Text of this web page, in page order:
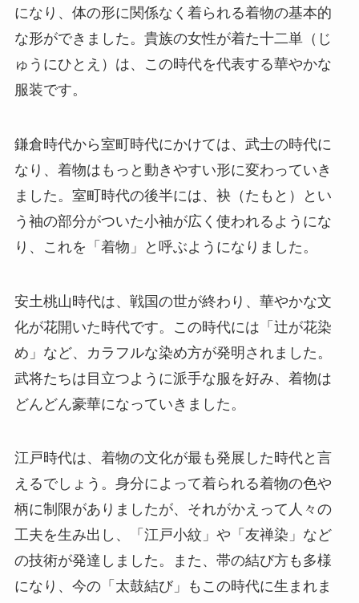
になり、体の形に関係なく着られる着物の基本的
な形ができました。貴族の女性が着た十二単（じ
ゅうにひとえ）は、この時代を代表する華やかな
服装です。
鎌倉時代から室町時代にかけては、武士の時代に
なり、着物はもっと動きやすい形に変わっていき
ました。室町時代の後半には、袂（たもと）とい
う袖の部分がついた小袖が広く使われるようにな
り、これを「着物」と呼ぶようになりました。
安土桃山時代は、戦国の世が終わり、華やかな文
化が花開いた時代です。この時代には「辻が花染
め」など、カラフルな染め方が発明されました。
武将たちは目立つように派手な服を好み、着物は
どんどん豪華になっていきました。
江戸時代は、着物の文化が最も発展した時代と言
えるでしょう。身分によって着られる着物の色や
柄に制限がありましたが、それがかえって人々の
工夫を生み出し、「江戸小紋」や「友禅染」など
の技術が発達しました。また、帯の結び方も多様
になり、今の「太鼓結び」もこの時代に生まれま